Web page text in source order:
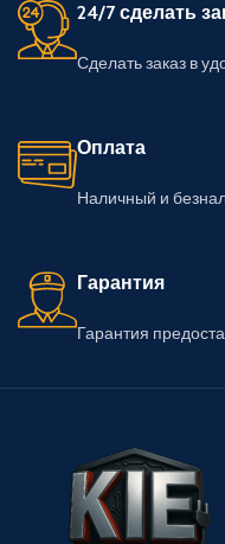
24/7 сделать
Сделать заказ в
Оплата
Наличный и
Гарантия
Гарантия